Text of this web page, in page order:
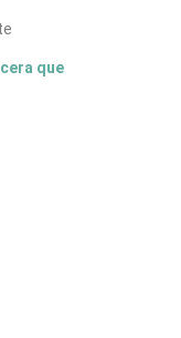
que